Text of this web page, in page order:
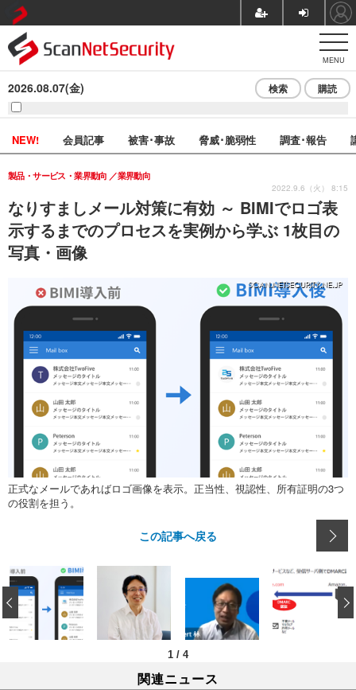
MENU
2026.08.07(金) 検索 購読
NEW! 会員記事 被害･事故 脅威･脆弱性 調査･報告
なりすましメール対策に有効 ～ BIMIでロゴ表
示するまでのプロセスを実例から学ぶ 1枚目の
写真・画像
製品・サービス・業界動向 業界動向
2022.9.6（火） 8:15
正式なメールであればロゴ画像を表示。正当性、視認性、所有証明の3つ
の役割を担う。
この記事へ戻る
1 / 4
‹
関連ニュース